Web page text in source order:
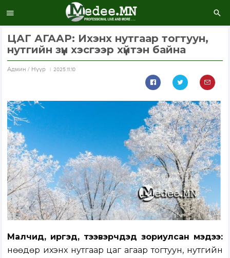
ЦАГ АГААР: Ихэнх нутгаар тогтуун,
нутгийн зүүн хэсгээр хүйтэн байна
Aдмин / Нүүр 2025.11.10
Малчид, иргэд, тээвэрчдэд зориулсан мэдээ:
Өнөөдөр ихэнх нутгаар цаг агаар тогтуун, нутгийн